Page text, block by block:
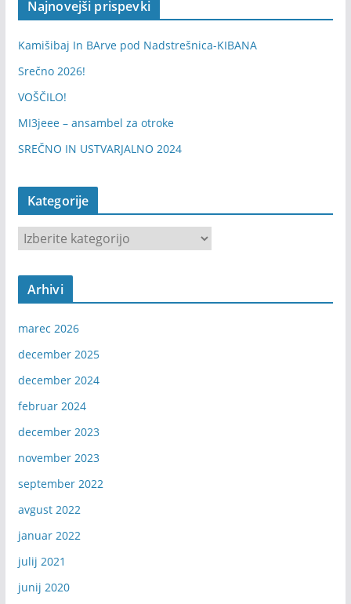
Najnovejši prispevki
Kamišibaj In BArve pod Nadstrešnica-KIBANA
Srečno 2026!
VOŠČILO!
MI3jeee – ansambel za otroke
SREČNO IN USTVARJALNO 2024
Kategorije
a
t
o
r
e
Arhivi
marec 2026
december 2025
december 2024
februar 2024
december 2023
november 2023
september 2022
avgust 2022
januar 2022
julij 2021
junij 2020